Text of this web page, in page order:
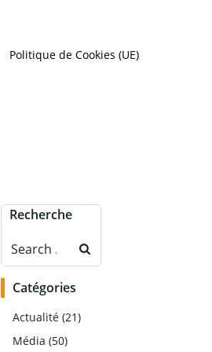
Politique de Cookies (UE)
Recherche
Search
for:
Catégories
Actualité (21)
Média (50)